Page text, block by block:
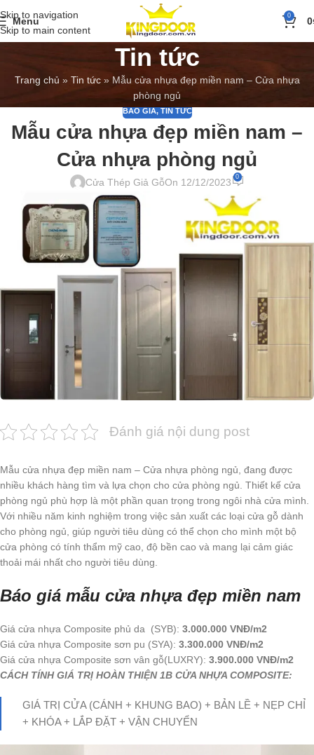
Skip to navigation
Skip to main content
Menu 0 0
Tin tức
Trang chủ » Tin tức» Mẫu cửa nhựa đẹp miền nam – Cửa nhựa
phòng ngủ
BÁO GIÁ, TIN TỨC
Mẫu cửa nhựa đẹp miền nam –
Cửa nhựa phòng ngủ
Cửa Thép Giả GỗOn 12/12/2023 0
Đánh giá nội dung post
Mẫu cửa nhựa đẹp miền nam – Cửa nhựa phòng ngủ, đang được
nhiều khách hàng tìm và lựa chọn cho cửa phòng ngủ. Thiết kế cửa
phòng ngủ phù hợp là một phần quan trọng trong ngôi nhà cửa mình.
Với nhiều năm kinh nghiệm trong việc sản xuất các loại cửa gỗ dành
cho phòng ngủ, giúp người tiêu dùng có thể chọn cho mình một bộ
cửa phòng có tính thẩm mỹ cao, độ bền cao và mang lại cảm giác
thoải mái nhất cho người tiêu dùng.
Báo giá mẫu cửa nhựa đẹp miền nam
Giá cửa nhựa Composite phủ da (SYB): 3.000.000 VNĐ/m2
Giá cửa nhựa Composite sơn pu (SYA): 3.300.000 VNĐ/m2
Giá cửa nhựa Composite sơn vân gỗ(LUXRY): 3.900.000 VNĐ/m2
CÁCH TÍNH GIÁ TRỊ HOÀN THIỆN 1B CỬA NHỰA COMPOSITE:
GIÁ TRỊ CỬA (CÁNH + KHUNG BAO) + BẢN LỀ + NẸP CHỈ
+ KHÓA + LẮP ĐẶT + VẬN CHUYỂN